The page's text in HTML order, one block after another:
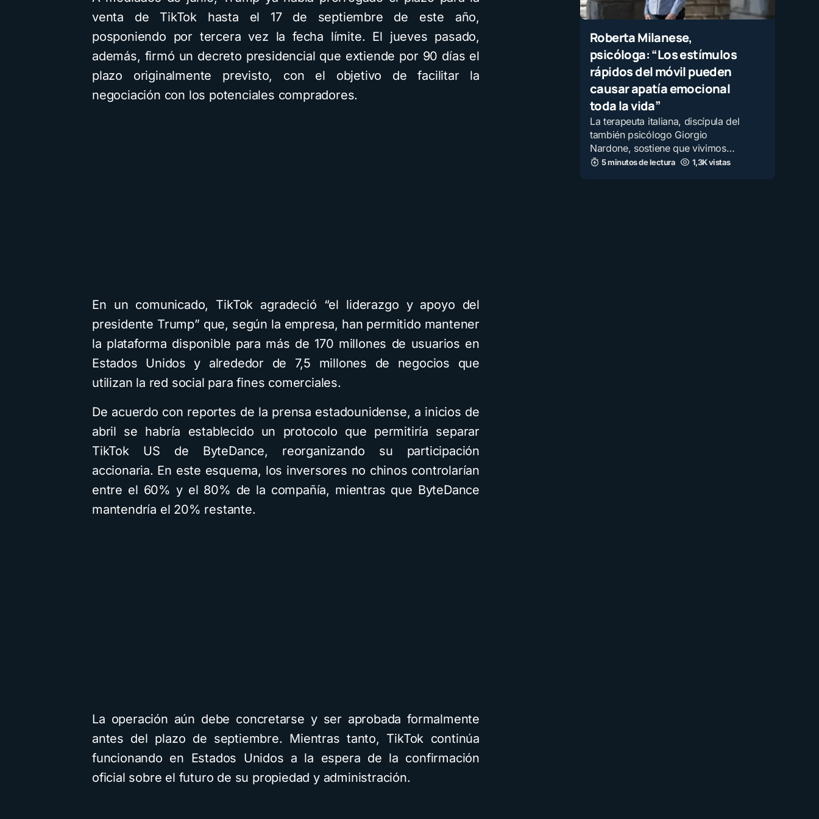
venta de TikTok hasta el 17 de septiembre de este año,
posponiendo por tercera vez la fecha límite. El jueves pasado,
además, firmó un decreto presidencial que extiende por 90 días el
plazo originalmente previsto, con el objetivo de facilitar la
negociación con los potenciales compradores.
En un comunicado, TikTok agradeció “el liderazgo y apoyo del
presidente Trump” que, según la empresa, han permitido mantener
la plataforma disponible para más de 170 millones de usuarios en
Estados Unidos y alrededor de 7,5 millones de negocios que
utilizan la red social para fines comerciales.
De acuerdo con reportes de la prensa estadounidense, a inicios de
abril se habría establecido un protocolo que permitiría separar
TikTok US de ByteDance, reorganizando su participación
accionaria. En este esquema, los inversores no chinos controlarían
entre el 60% y el 80% de la compañía, mientras que ByteDance
mantendría el 20% restante.
La operación aún debe concretarse y ser aprobada formalmente
antes del plazo de septiembre. Mientras tanto, TikTok continúa
funcionando en Estados Unidos a la espera de la confirmación
oficial sobre el futuro de su propiedad y administración.
Roberta Milanese,
psicóloga: “Los estímulos
rápidos del móvil pueden
causar apatía emocional
toda la vida”
La terapeuta italiana, discípula del
también psicólogo Giorgio
Nardone, sostiene que vivimos…
5 minutos de lectura 1,3K vistas